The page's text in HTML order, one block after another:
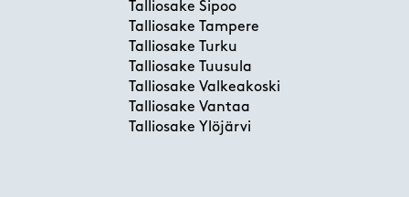
Talliosake Sipoo
Talliosake Tampere
Talliosake Turku
Talliosake Tuusula
Talliosake Valkeakoski
Talliosake Vantaa
Talliosake Ylöjärvi